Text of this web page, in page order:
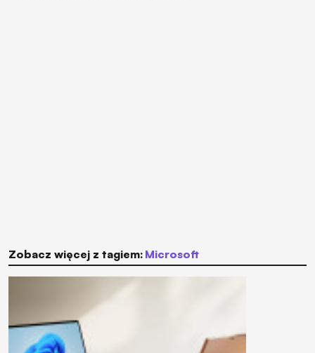
Zobacz więcej z tagiem: Microsoft